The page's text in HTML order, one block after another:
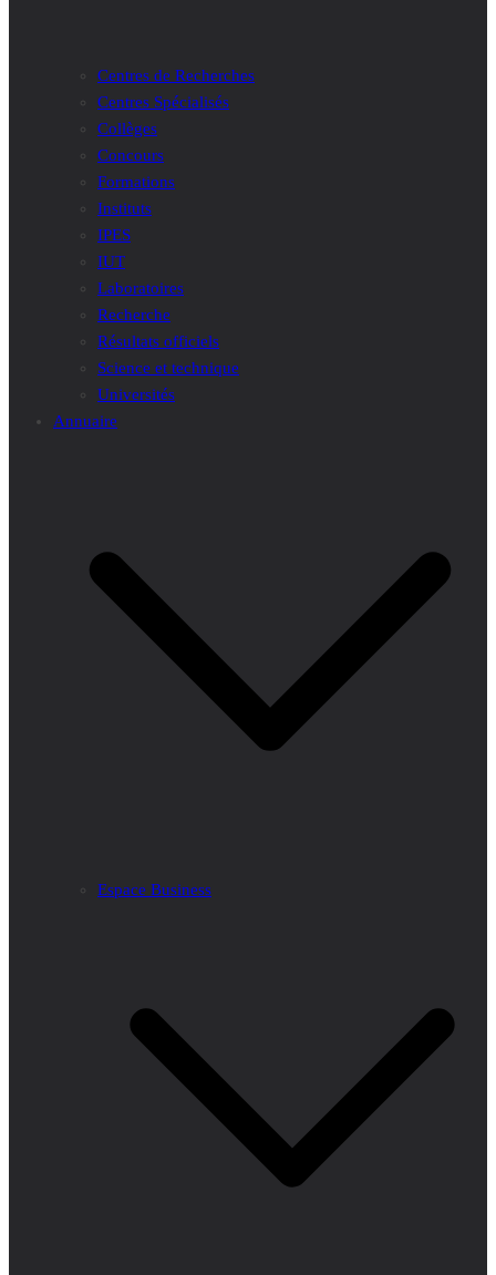
Centres de Recherches
Centres Spécialisés
Collèges
Concours
Formations
Instituts
IPES
IUT
Laboratoires
Recherche
Résultats officiels
Science et technique
Universités
Annuaire
Espace Business